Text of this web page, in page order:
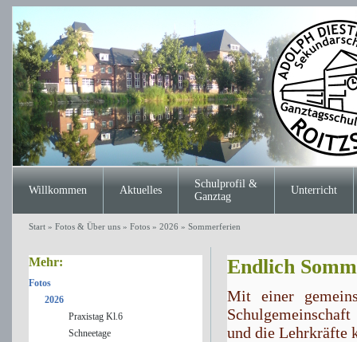
Willkommen Aktuelles
Schulprofil &
Ganztag
Unterricht
Start» Fotos & Über uns» Fotos» 2026 » Sommerferien
Mehr:
Fotos
2026
Praxistag Kl.6
Schneetage
Endlich
Mit einer
und die Lehrkräfte